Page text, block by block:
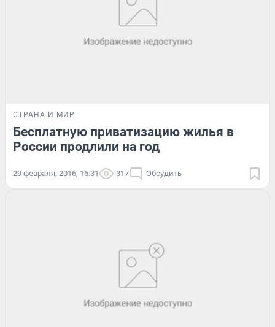
СТРАНА И МИР
Бесплатную приватизацию жилья в
России продлили на год
29 февраля, 2016, 16:31 317 Обсудить